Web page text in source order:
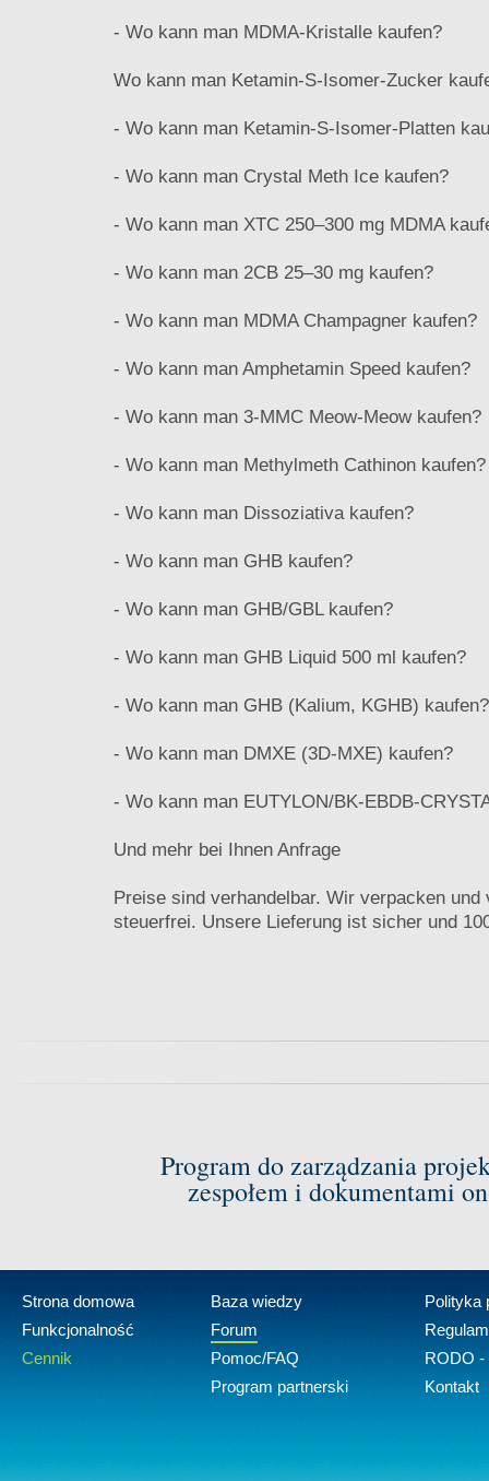
- Wo kann man MDMA-Kristalle kaufen?
Wo kann man Ketamin-S-Isomer-Zucker
- Wo kann man Ketamin-S-Isomer-Platten
- Wo kann man Crystal Meth Ice kaufen?
- Wo kann man XTC 250–300 mg MDMA
- Wo kann man 2CB 25–30 mg kaufen?
- Wo kann man MDMA Champagner kaufen?
- Wo kann man Amphetamin Speed ​​kaufen?
- Wo kann man 3-MMC Meow-Meow kaufen?
- Wo kann man Methylmeth Cathinon kaufen?
- Wo kann man Dissoziativa kaufen?
- Wo kann man GHB kaufen?
- Wo kann man GHB/GBL kaufen?
- Wo kann man GHB Liquid 500 ml kaufen?
- Wo kann man GHB (Kalium, KGHB) kaufen?
- Wo kann man DMXE (3D-MXE) kaufen?
- Wo kann man EUTYLON/BK-EBDB-
Und mehr bei Ihnen Anfrage
Preise sind verhandelbar. Wir verpacken und
steuerfrei. Unsere Lieferung ist sicher und
Program do zarządzania
zespołem i dokumentami
Strona domowa
Funkcjonalność
Cennik
Baza wiedzy
Forum
Pomoc/FAQ
Program partnerski
Polityka
RODO -
Kontakt